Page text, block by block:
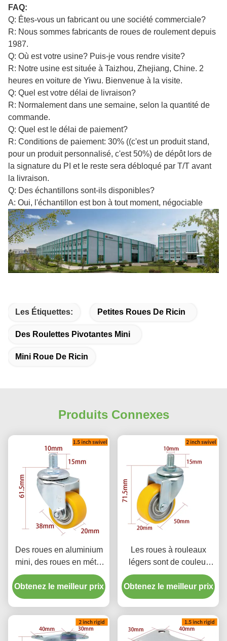
FAQ:
Q: Êtes-vous un fabricant ou une société commerciale?
R: Nous sommes fabricants de roues de roulement depuis
1987.
Q: Où est votre usine? Puis-je vous rendre visite?
R: Notre usine est située à Taizhou, Zhejiang, Chine. 2
heures en voiture de Yiwu. Bienvenue à la visite.
Q: Quel est votre délai de livraison?
R: Normalement dans une semaine, selon la quantité de
commande.
Q: Quel est le délai de paiement?
R: Conditions de paiement: 30% ((c'est un produit stand,
pour un produit personnalisé, c'est 50%) de dépôt lors de
la signature du PI et le reste sera débloqué par T/T avant
la livraison.
Q: Des échantillons sont-ils disponibles?
A: Oui, l'échantillon est bon à tout moment, négociable
Les Étiquettes: Petites Roues De Ricin
Des Roulettes Pivotantes Mini
Mini Roue De Ricin
Produits Connexes
Des roues en aluminium
mini, des roues en métal
de 1,5 pouce.
Obtenez le meilleur prix
Les roues à rouleaux
légers sont de couleur
jaune, 2 roues à rouleaux
pivotants 262S-86A
Obtenez le meilleur prix